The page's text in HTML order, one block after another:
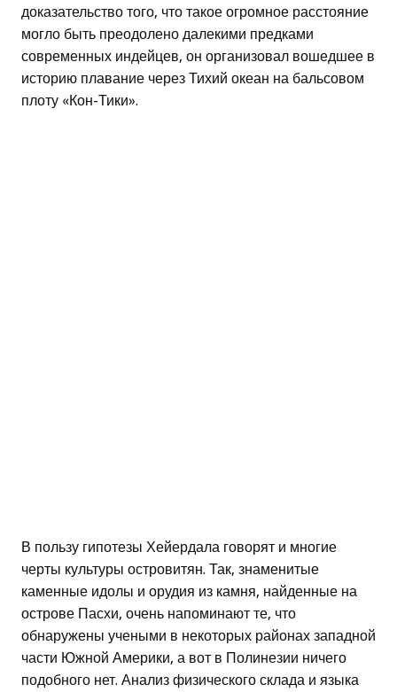
доказательство того, что такое огромное расстояние
могло быть преодолено далекими предками
современных индейцев, он организовал вошедшее в
историю плавание через Тихий океан на бальсовом
плоту «Кон-Тики».
В пользу гипотезы Хейердала говорят и многие
черты культуры островитян. Так, знаменитые
каменные идолы и орудия из камня, найденные на
острове Пасхи, очень напоминают те, что
обнаружены учеными в некоторых районах западной
части Южной Америки, а вот в Полинезии ничего
подобного нет. Анализ физического склада и языка